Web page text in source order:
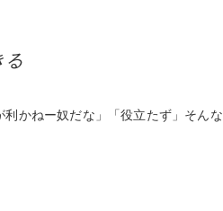
る
かねー奴だな」「役立たず」そん